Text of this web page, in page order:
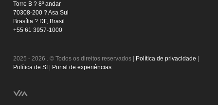
Torre B ? 8º andar
70308-200 ? Asa Sul
Brasília ? DF, Brasil
+55 61 3957-1000
2025 - 2026 . © Todos os direitos reservados | Política de privacidade
Política de SI
Portal de experiências